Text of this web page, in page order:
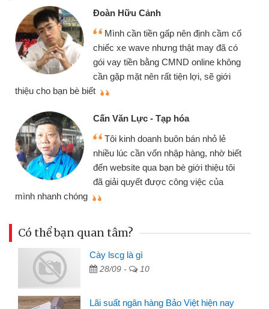
Đoàn Hữu Cảnh
Mình cần tiền gấp nên định cầm cố
chiếc xe wave nhưng thật may đã có
gói vay tiền bằng CMND online không
cần gặp mặt nên rất tiện lợi, sẽ giới
thiệu cho bạn bè biết
Cấn Văn Lực - Tạp hóa
Tôi kinh doanh buôn bán nhỏ lẻ
nhiều lúc cần vốn nhập hàng, nhờ biết
đến website qua bạn bè giới thiệu tôi
đã giải quyết được công việc của
mình nhanh chóng
Có thể bạn quan tâm?
Cày lscg là gì
28/09 - 10
Lãi suất ngân hàng Bảo Việt hiện nay